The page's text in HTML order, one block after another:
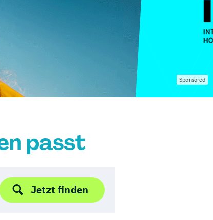
Sponsored
passt
Jetzt finden